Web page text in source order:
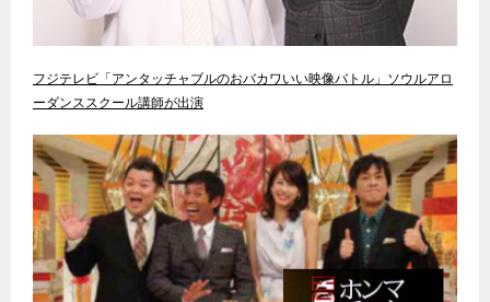
フジテレビ「アンタッチャブルのおバカワいい映像バトル」ソウルアロ
ーダンススクール講師が出演